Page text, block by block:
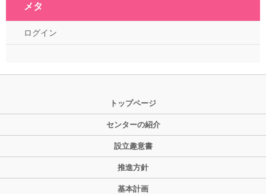
メタ
ログイン
トップページ
センターの紹介
設立趣意書
推進方針
基本計画